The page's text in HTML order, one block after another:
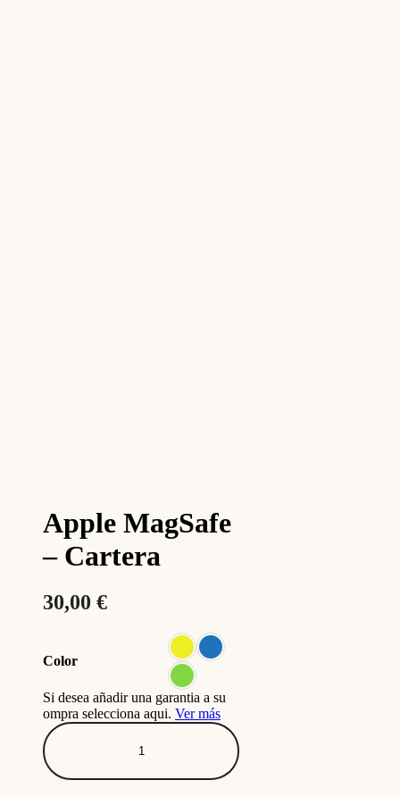
Apple MagSafe
– Cartera
30,00 €
Color
Si desea añadir una garantia a su
ompra selecciona aqui. Ver más
MagSafe
Cartera